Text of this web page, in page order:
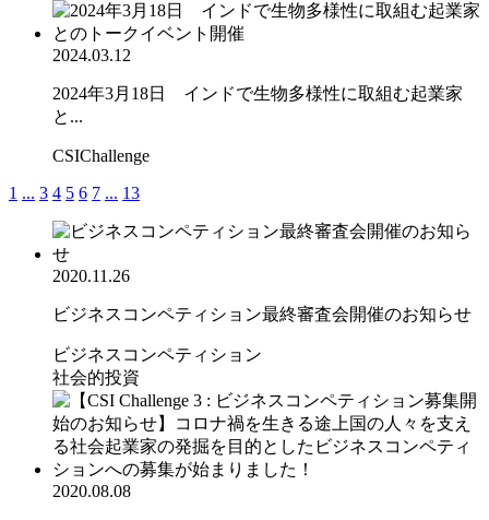
2024.03.12
2024年3月18日 インドで生物多様性に取組む起業家
と...
CSIChallenge
1 ... 3 4 5 6 7 ... 13
2020.11.26
ビジネスコンペティション最終審査会開催のお知らせ
ビジネスコンペティション
社会的投資
2020.08.08